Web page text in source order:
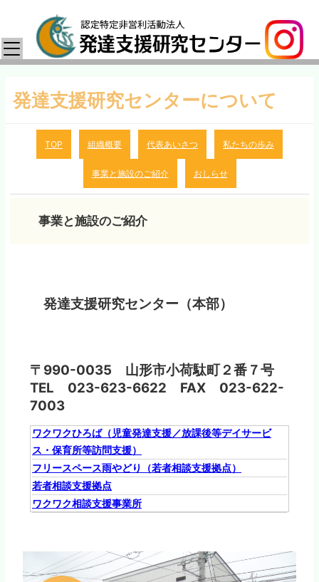
発達支援研究センターについて
TOP 組織概要 代表あいさつ 私たちの歩み
事業と施設のご紹介 おしらせ
事業と施設のご紹介
発達支援研究センター（本部）
〒990-0035 山形市小荷駄町２番７号
TEL 023-623-6622 FAX 023-622-
7003
ワクワクひろば（児童発達支援／放課後等デイサービ
ス・保育所等訪問支援）
フリースペース雨やどり（若者相談支援拠点）
若者相談支援拠点
ワクワク相談支援事業所